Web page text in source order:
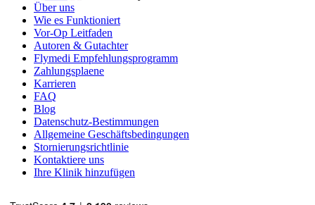
Über uns
Wie es Funktioniert
Vor-Op Leitfaden
Autoren & Gutachter
Flymedi Empfehlungsprogramm
Zahlungsplaene
Karrieren
FAQ
Blog
Datenschutz-Bestimmungen
Allgemeine Geschäftsbedingungen
Stornierungsrichtlinie
Kontaktiere uns
Ihre Klinik hinzufügen